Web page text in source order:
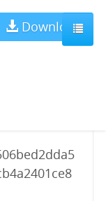
Download